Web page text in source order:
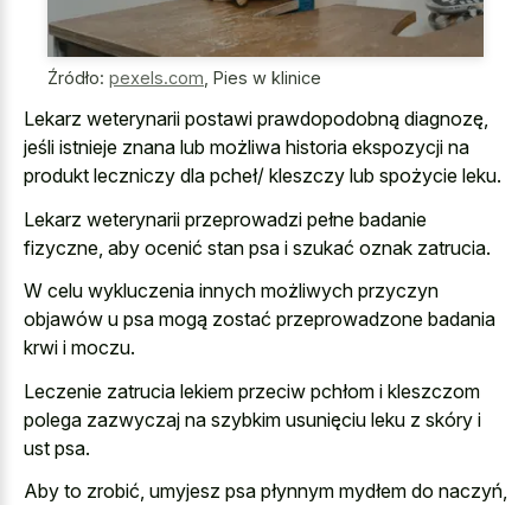
Źródło: pexels.com Pies w klinice
Lekarz weterynarii postawi prawdopodobną diagnozę,
jeśli istnieje znana lub możliwa historia ekspozycji na
produkt leczniczy dla pcheł/ kleszczy lub spożycie leku.
Lekarz weterynarii przeprowadzi pełne badanie
fizyczne, aby ocenić stan psa i szukać oznak zatrucia.
W celu wykluczenia innych możliwych przyczyn
objawów u psa mogą zostać przeprowadzone badania
krwi i moczu.
Leczenie zatrucia lekiem przeciw pchłom i kleszczom
polega zazwyczaj na szybkim usunięciu leku z skóry i
ust psa.
Aby to zrobić, umyjesz psa płynnym mydłem do naczyń,